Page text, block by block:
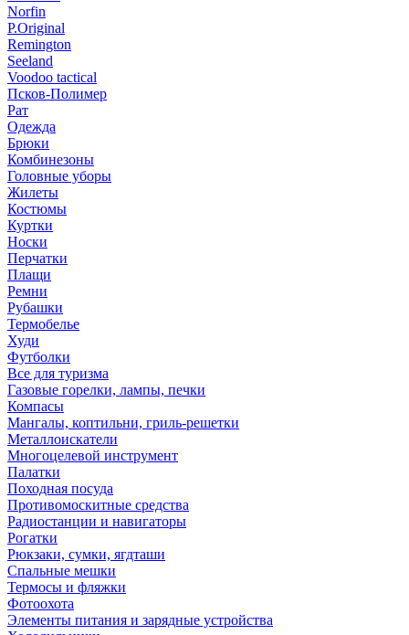
Norfin
P.Original
Remington
Seeland
Voodoo tactical
Псков-Полимер
Рат
Одежда
Брюки
Комбинезоны
Головные уборы
Жилеты
Костюмы
Куртки
Носки
Перчатки
Плащи
Ремни
Рубашки
Термобелье
Худи
Футболки
Все для туризма
Газовые горелки, лампы, печки
Компасы
Мангалы, коптильни, гриль-решетки
Металлоискатели
Многоцелевой инструмент
Палатки
Походная посуда
Противомоскитные средства
Радиостанции и навигаторы
Рогатки
Рюкзаки, сумки, ягдташи
Спальные мешки
Термосы и фляжки
Фотоохота
Элементы питания и зарядные устройства